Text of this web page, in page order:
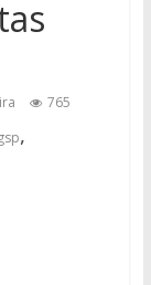
765
,